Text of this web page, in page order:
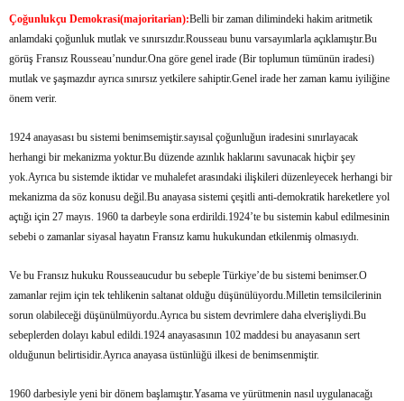
Çoğunlukçu Demokrasi(majoritarian):Belli bir zaman dilimindeki hakim aritmetik
anlamdaki çoğunluk mutlak ve sınırsızdır.Rousseau bunu varsayımlarla açıklamıştır.Bu
görüş Fransız Rousseau’nundur.Ona göre genel irade (Bir toplumun tümünün iradesi)
mutlak ve şaşmazdır ayrıca sınırsız yetkilere sahiptir.Genel irade her zaman kamu iyiliğine
önem verir.
1924 anayasası bu sistemi benimsemiştir.sayısal çoğunluğun iradesini sınırlayacak
herhangi bir mekanizma yoktur.Bu düzende azınlık haklarını savunacak hiçbir şey
yok.Ayrıca bu sistemde iktidar ve muhalefet arasındaki ilişkileri düzenleyecek herhangi bir
mekanizma da söz konusu değil.Bu anayasa sistemi çeşitli anti-demokratik hareketlere yol
açtığı için 27 mayıs. 1960 ta darbeyle sona erdirildi.1924’te bu sistemin kabul edilmesinin
sebebi o zamanlar siyasal hayatın Fransız kamu hukukundan etkilenmiş olmasıydı.
Ve bu Fransız hukuku Rousseaucudur bu sebeple Türkiye’de bu sistemi benimser.O
zamanlar rejim için tek tehlikenin saltanat olduğu düşünülüyordu.Milletin temsilcilerinin
sorun olabileceği düşünülmüyordu.Ayrıca bu sistem devrimlere daha elverişliydi.Bu
sebeplerden dolayı kabul edildi.1924 anayasasının 102 maddesi bu anayasanın sert
olduğunun belirtisidir.Ayrıca anayasa üstünlüğü ilkesi de benimsenmiştir.
1960 darbesiyle yeni bir dönem başlamıştır.Yasama ve yürütmenin nasıl uygulanacağı